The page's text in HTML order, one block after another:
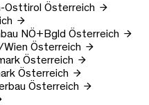
Osttirol Österreich
NÖ+Bgld Österreich
Österreich
Österreich
Österreich
Österreich